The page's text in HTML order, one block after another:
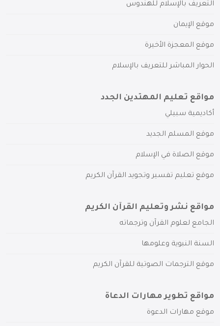
التعريف بالإسلام للهندوس
موقع الإيمان
موقع المعجزة الأخيرة
الحوار المباشر للتعريف بالإسلام
مواقع تعليم المهتدين الجدد
أكاديمية سبيلي
موقع المسلم الجديد
موقع الصلاة في الإسلام
موقع تعليم تفسير وتجويد القرآن الكريم
مواقع نشر وتعليم القرآن الكريم
الجامع لعلوم القرآن وترجماته
السنة النبوية وعلومها
موقع الترجمات الصوتية للقرآن الكريم
مواقع تطوير مهارات الدعاة
موقع مهارات الدعوة